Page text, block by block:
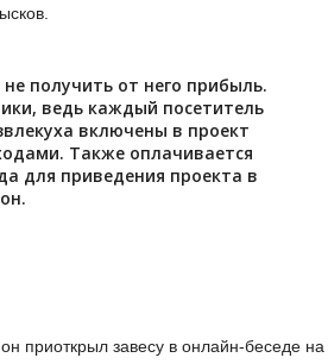
получить от него прибыль.
ведь каждый посетитель
включены в проект
Также оплачивается
для приведения проекта в
приоткрыл завесу в онлайн-беседе на